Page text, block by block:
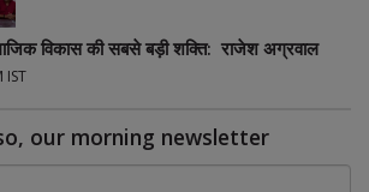
विकास की सबसे बड़ी शक्ति: राजेश अग्रवाल
IST
our morning newsletter